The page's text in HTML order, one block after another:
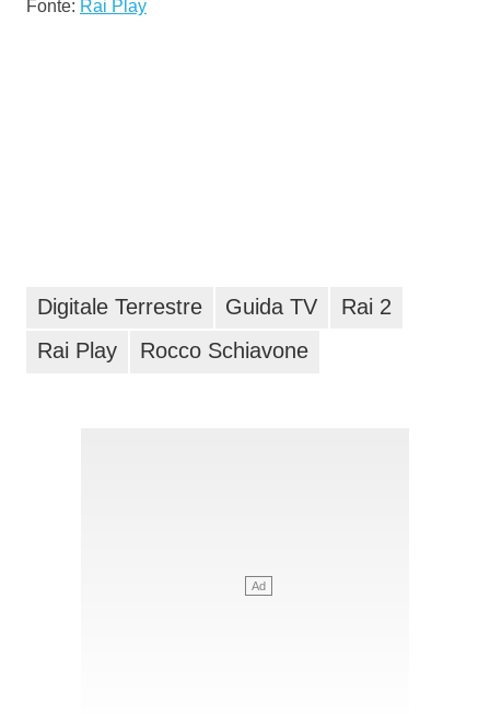
Fonte: Rai Play
Digitale Terrestre Guida TV
Rai 2
Rai Play
Rocco Schiavone